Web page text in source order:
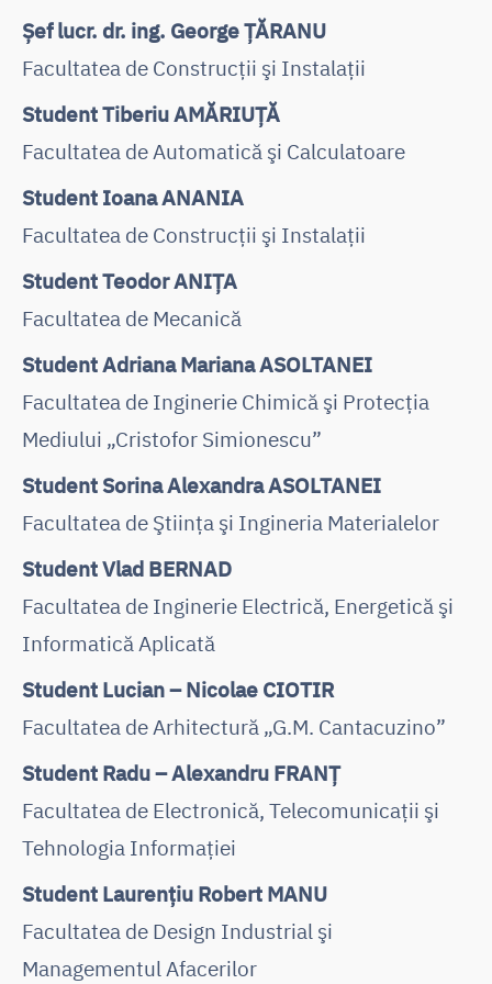
Șef lucr. dr. ing. George ȚĂRANU
Facultatea de Construcţii şi Instalaţii
Student Tiberiu AMĂRIUȚĂ
Facultatea de Automatică şi Calculatoare
Student Ioana ANANIA
Facultatea de Construcţii şi Instalaţii
Student Teodor ANIŢA
Facultatea de Mecanică
Student Adriana Mariana ASOLTANEI
Facultatea de Inginerie Chimică şi Protecţia
Mediului „Cristofor Simionescu”
Student Sorina Alexandra ASOLTANEI
Facultatea de Ştiinţa şi Ingineria Materialelor
Student Vlad BERNAD
Facultatea de Inginerie Electrică, Energetică şi
Informatică Aplicată
Student Lucian – Nicolae CIOTIR
Facultatea de Arhitectură „G.M. Cantacuzino”
Student Radu – Alexandru FRANŢ
Facultatea de Electronică, Telecomunicaţii şi
Tehnologia Informaţiei
Student Laurenţiu Robert MANU
Facultatea de Design Industrial şi
Managementul Afacerilor